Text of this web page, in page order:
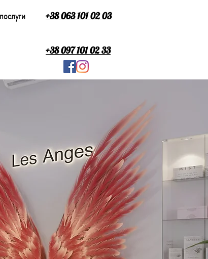
+38 063 101 02 03
+38 097 101 02 33
відвідування!